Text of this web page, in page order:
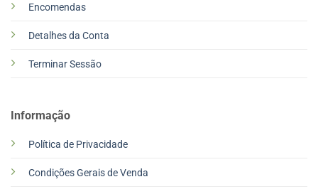
Encomendas
Detalhes da Conta
Terminar Sessão
Informação
Política de Privacidade
Condições Gerais de Venda